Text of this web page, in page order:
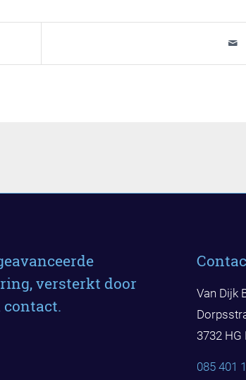
versterkt door
Van Dijk
3732 HG
085 401